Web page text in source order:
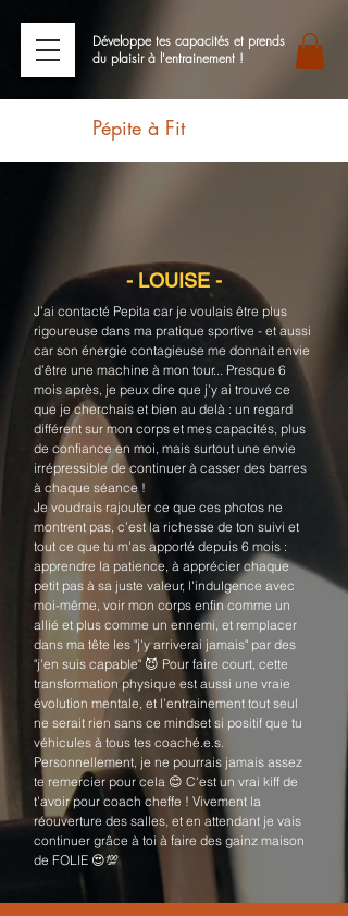
Développe tes capacités et prends
du plaisir à l'entrainement !
Pépite à Fit
- LOUISE -
J’ai contacté Pepita car je voulais être plus
rigoureuse dans ma pratique sportive - et aussi
car son énergie contagieuse me donnait envie
d’être une machine à mon tour... Presque 6
mois après, je peux dire que j’y ai trouvé ce
que je cherchais et bien au delà : un regard
différent sur mon corps et mes capacités, plus
de confiance en moi, mais surtout une envie
irrépressible de continuer à casser des barres
à chaque séance !
Je voudrais rajouter ce que ces photos ne
montrent pas, c’est la richesse de ton suivi et
tout ce que tu m'as apporté depuis 6 mois :
apprendre la patience, à apprécier chaque
petit pas à sa juste valeur, l'indulgence avec
moi-même, voir mon corps enfin comme un
allié et plus comme un ennemi, et remplacer
dans ma tête les "j'y arriverai jamais" par des
"j'en suis capable" 😈 Pour faire court, cette
transformation physique est aussi une vraie
évolution mentale, et l'entrainement tout seul
ne serait rien sans ce mindset si positif que tu
véhicules à tous tes coaché.e.s.
Personnellement, je ne pourrais jamais assez
te remercier pour cela 😊 C'est un vrai kiff de
t'avoir pour coach cheffe ! Vivement la
réouverture des salles, et en attendant je vais
continuer grâce à toi à faire des gainz maison
de FOLIE 😍💯